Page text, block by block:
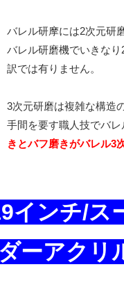
バレル研摩には2次元研
バレル研磨機でいきな
訳では有りません。
3次元研磨は複雑な構造
手間を要す職人技でバレ
きとバフ磨きがバレル3
インチ/ス
ーアクリ